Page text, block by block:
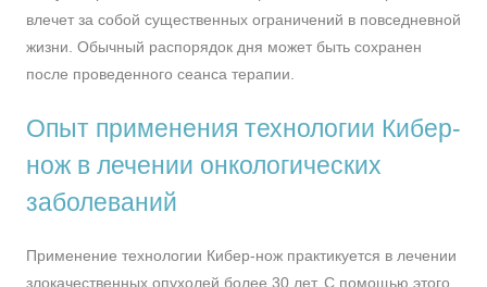
влечет за собой существенных ограничений в повседневной
жизни. Обычный распорядок дня может быть сохранен
после проведенного сеанса терапии.
Опыт применения технологии Кибер-
нож в лечении онкологических
заболеваний
Применение технологии Кибер-нож практикуется в лечении
злокачественных опухолей более 30 лет. С помощью этого